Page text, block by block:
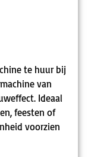
te huur bij
van
Ideaal
feesten of
voorzien